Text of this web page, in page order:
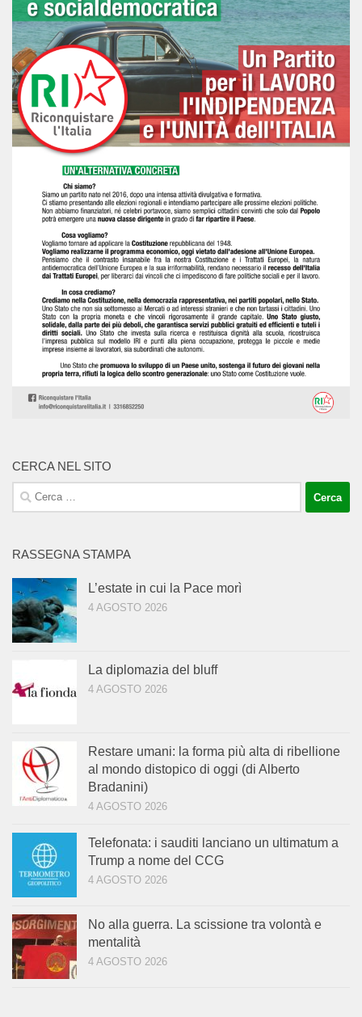
CERCA NEL SITO
Ricerca
per:
RASSEGNA STAMPA
L’estate in cui la Pace morì
4 AGOSTO 2026
La diplomazia del bluff
4 AGOSTO 2026
Restare umani: la forma più alta di ribellione
al mondo distopico di oggi (di Alberto
Bradanini)
4 AGOSTO 2026
Telefonata: i sauditi lanciano un ultimatum a
Trump a nome del CCG
4 AGOSTO 2026
No alla guerra. La scissione tra volontà e
mentalità
4 AGOSTO 2026